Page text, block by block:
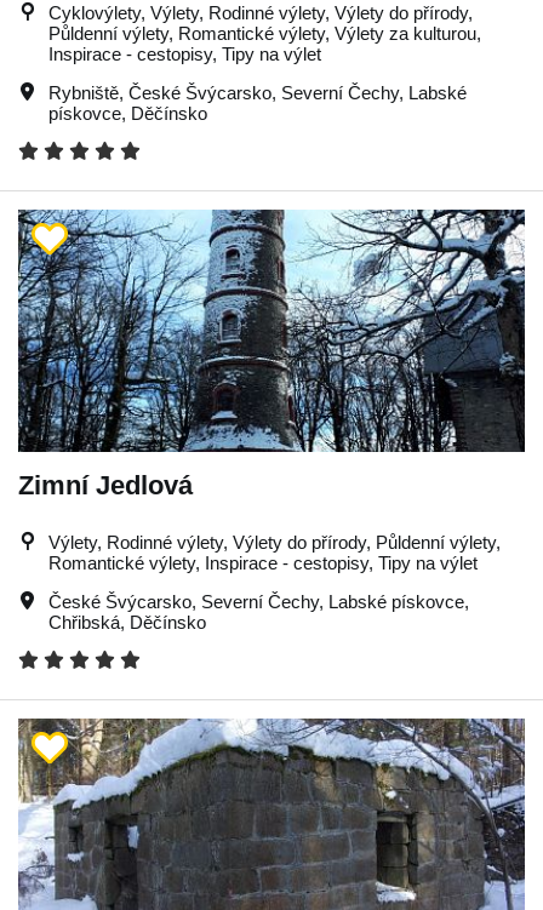
Cyklovýlety, Výlety, Rodinné výlety, Výlety do přírody,
Půldenní výlety, Romantické výlety, Výlety za kulturou,
Inspirace - cestopisy, Tipy na výlet
Rybniště, České Švýcarsko, Severní Čechy, Labské
pískovce, Děčínsko
Zimní Jedlová
Výlety, Rodinné výlety, Výlety do přírody, Půldenní výlety,
Romantické výlety, Inspirace - cestopisy, Tipy na výlet
České Švýcarsko, Severní Čechy, Labské pískovce,
Chřibská, Děčínsko